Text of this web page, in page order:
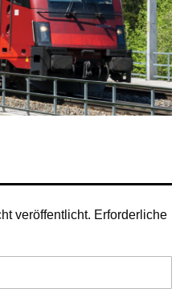
veröffentlicht. Erforderliche